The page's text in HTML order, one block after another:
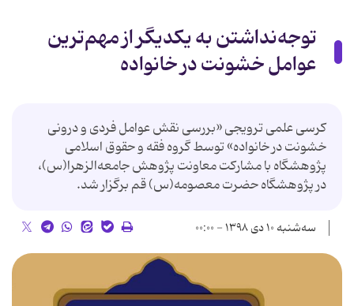
توجه‌نداشتن به یکدیگر از مهم‌ترین
عوامل خشونت در خانواده
کرسی علمی ترویجی «بررسی نقش عوامل فردی و درونی
خشونت در خانواده» توسط گروه فقه و حقوق اسلامی
پژوهشگاه با مشارکت معاونت پژوهش جامعه‌الزهرا(س)،
در پژوهشگاه حضرت معصومه(س) قم برگزار شد.
سه‌شنبه ۱۰ دی ۱۳۹۸ - ۰۰:۰۰